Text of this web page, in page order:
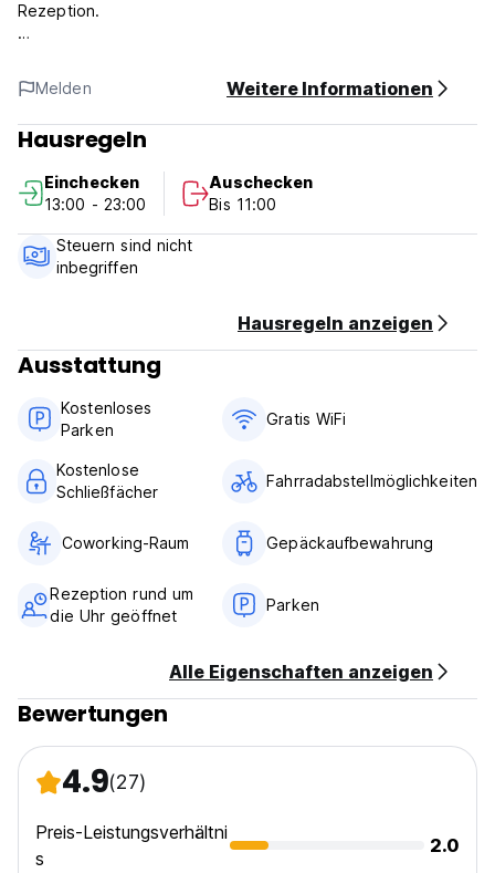
Rezeption.
Zu den beliebten Interessenspunkten in der Nähe des
Hostels zählen Patnem Beach, Rajbaga Beach und Colomb
Beach. Der nächste Flughafen ist Dabolim Airport, 47 km
''' Eigentumsrichtlinien '''
Stornierungsrichtlinie: 7 Tage vor der Ankunft. Im Falle einer
verspäteten Stornierung oder keine Show wird Ihnen in der
ersten Nacht Ihres Aufenthalts berechnet.
Schauen Sie sich vor 11:00 Uhr unter.
Steuern inbegriffen.
Keine Ausgangssperre.
Wir akzeptieren Kunden nicht jünger als 18 Jahre. (Auto-
Melden Weitere Informationen
Hausregeln
Einchecken
13:00 - 23:00
Auschecken
Bis 11:00
Steuern sind nicht
inbegriffen
Hausregeln anzeigen
Ausstattung
Kostenloses
Parken
Gratis WiFi
Kostenlose
Schließfächer
Fahrradabstellmöglichkeiten
Coworking-Raum Gepäckaufbewahrung
Rezeption rund um
die Uhr geöffnet
Parken
Alle Eigenschaften anzeigen
Bewertungen
4.9(27)
Preis-Leistungsverhältni
s
2.0